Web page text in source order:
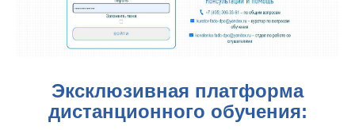
Эксклюзивная платформа
дистанционного обучения: